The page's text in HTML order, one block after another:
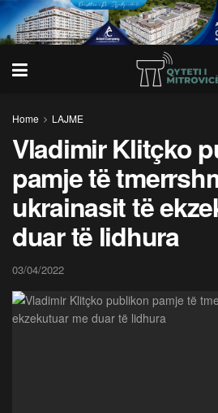
Home LAJME
Vladimir Klitçko
pamje të
ukrainasit të
duar të lidhura
03/04/2022